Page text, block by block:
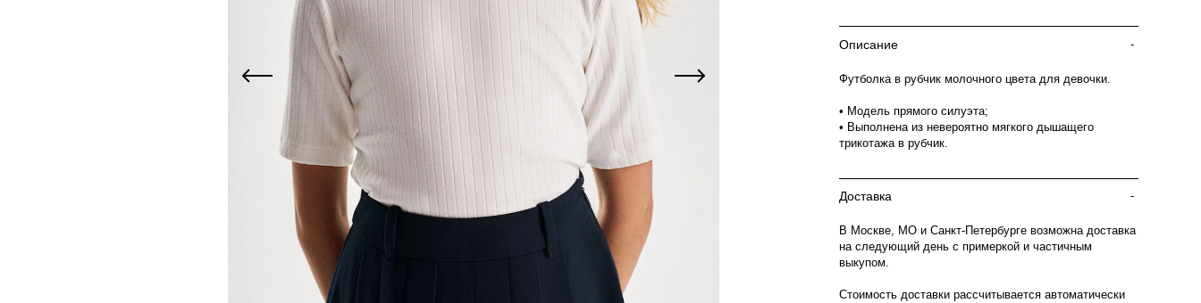
Описание -
Футболка в рубчик молочного цвета для девочки.
• Модель прямого силуэта;
• Выполнена из невероятно мягкого дышащего
трикотажа в рубчик.
Доставка -
В Москве, МО и Санкт-Петербурге возможна доставка
на следующий день с примеркой и частичным
выкупом.
Стоимость доставки рассчитывается автоматически